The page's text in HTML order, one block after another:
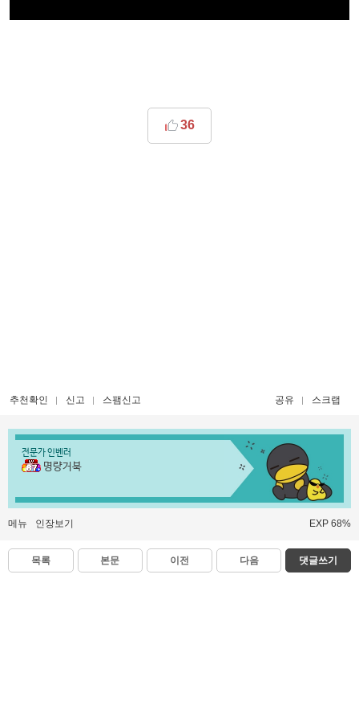
36
추천확인 신고 스팸신고 공유 스크랩
전문가 인벤러
명량거북
메뉴 인장보기 EXP 68%
목록 본문 이전 다음 댓글쓰기